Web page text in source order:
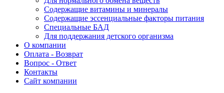
Содержащие витамины и минералы
Содержащие эссенциальные факторы питания
Специальные БАД
Для поддержания детского организма
О компании
Оплата - Возврат
Вопрос - Ответ
Контакты
Сайт компании